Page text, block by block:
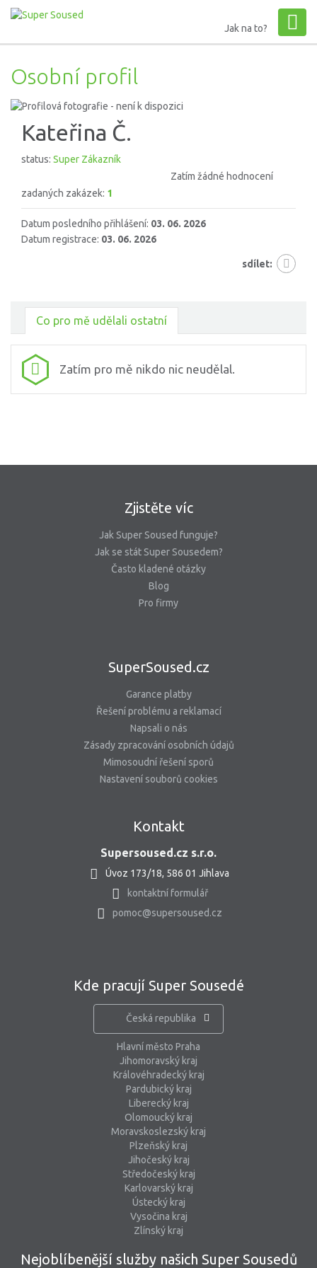
Jak na to?
Osobní profil
Kateřina Č.
status: Super Zákazník
Zatím žádné hodnocení
zadaných zakázek: 1
Datum posledního přihlášení: 03. 06. 2026
Datum registrace: 03. 06. 2026
sdílet:
Co pro mě udělali ostatní
Zatím pro mě nikdo nic neudělal.
Zjistěte víc
Jak Super Soused funguje?
Jak se stát Super Sousedem?
Často kladené otázky
Blog
Pro firmy
SuperSoused.cz
Garance platby
Řešení problému a reklamací
Napsali o nás
Zásady zpracování osobních údajů
Mimosoudní řešení sporů
Nastavení souborů cookies
Kontakt
Supersoused.cz s.r.o.
Úvoz 173/18, 586 01 Jihlava
kontaktní formulář
pomoc@supersoused.cz
Kde pracují Super Sousedé
Česká republika
Hlavní město Praha
Jihomoravský kraj
Královéhradecký kraj
Pardubický kraj
Liberecký kraj
Olomoucký kraj
Moravskoslezský kraj
Plzeňský kraj
Jihočeský kraj
Středočeský kraj
Karlovarský kraj
Ústecký kraj
Vysočina kraj
Zlínský kraj
Nejoblíbenější služby našich Super Sousedů